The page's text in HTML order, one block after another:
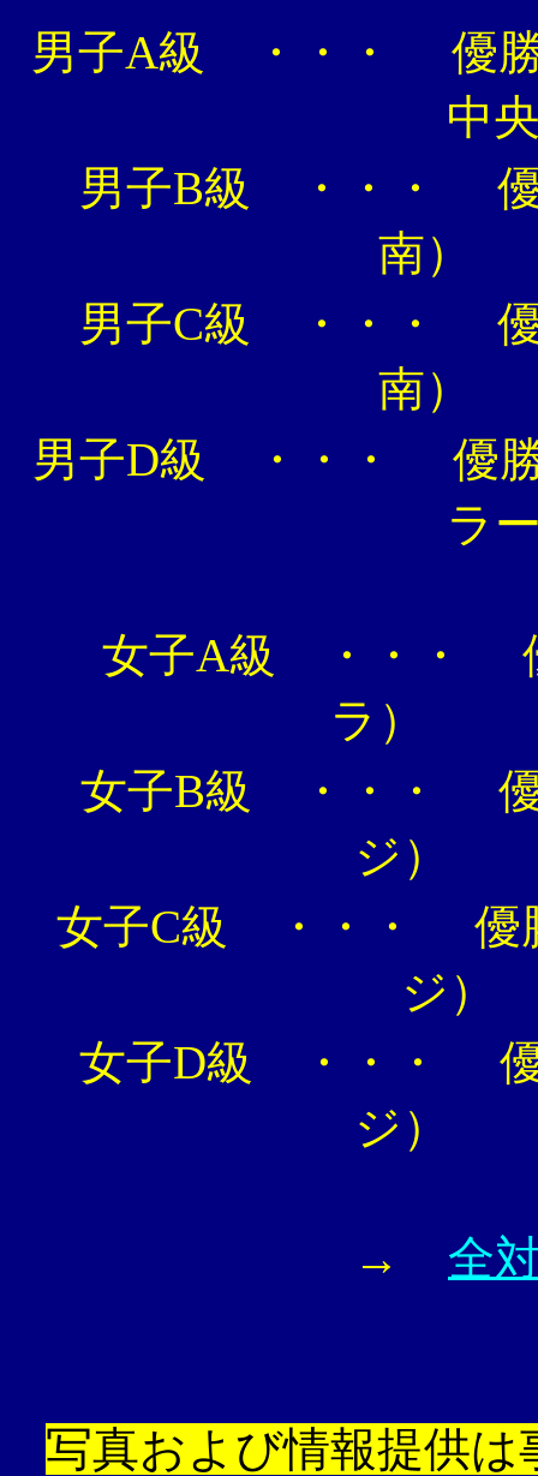
男子A級 ・・・ 優
中
男子B級 ・・・
男子C級 ・・・
男子D級 ・・・ 優
ラ
女子A級 ・・・
女子B級 ・・・
女子C級 ・・・ 優
女子D級 ・・・
→ 全
写真および情報提供